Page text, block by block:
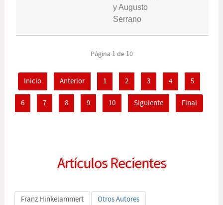
y Augusto
Serrano
Página 1 de 10
Inicio Anterior 1 2 3 4 5
6 7 8 9 10 Siguiente Final
Artículos Recientes
Franz Hinkelammert Otros Autores